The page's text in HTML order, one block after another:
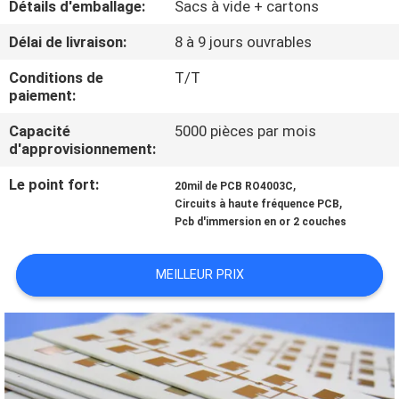
NOUS
VISITE
DE
L'USINE
CONTRÔLE
LA
QUALITÉ
NOUS
CONTACTER
Détails d'emballage:
Sacs à vide + cartons
Délai de livraison:
8 à 9 jours ouvrables
Conditions de
paiement:
T/T
Capacité
d'approvisionnement:
5000 pièces par mois
Le point fort: 20mil de PCB RO4003C,
Circuits à haute fréquence PCB,
Pcb d'immersion en or 2 couches
MEILLEUR PRIX